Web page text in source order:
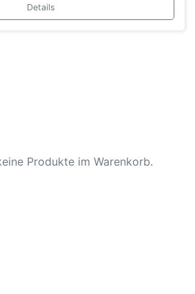
Details
Produkte im Warenkorb.